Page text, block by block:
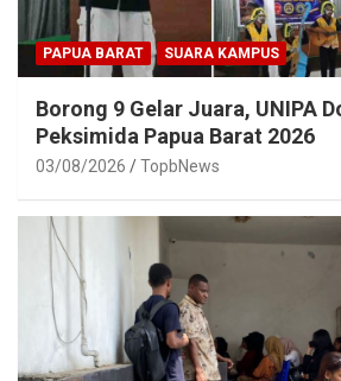
PAPUA BARAT SUARA KAMPUS
Borong 9 Gelar Juara, UNIPA
Peksimida Papua Barat 2026
03/08/2026 TopbNews